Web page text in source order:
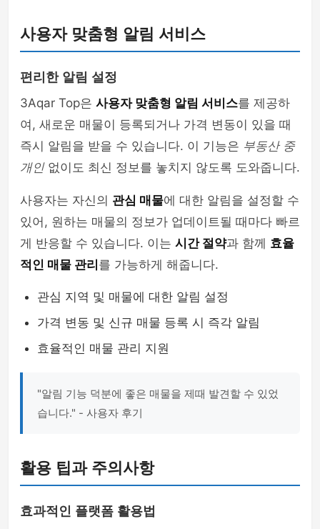
사용자 맞춤형 알림 서비스
편리한 알림 설정
3Aqar Top은 사용자 맞춤형 알림 서비스를 제공하
여, 새로운 매물이 등록되거나 가격 변동이 있을 때
즉시 알림을 받을 수 있습니다. 이 기능은 부동산 중
개인없이도 최신 정보를 놓치지 않도록 도와줍니다.
사용자는 자신의 관심 매물에 대한 알림을 설정할 수
있어, 원하는 매물의 정보가 업데이트될 때마다 빠르
게 반응할 수 있습니다. 이는 시간 절약과 함께 효율
적인 매물 관리 를 가능하게 해줍니다.
관심 지역 및 매물에 대한 알림 설정
가격 변동 및 신규 매물 등록 시 즉각 알림
효율적인 매물 관리 지원
"알림 기능 덕분에 좋은 매물을 제때 발견할 수 있었
습니다." - 사용자 후기
활용 팁과 주의사항
효과적인 플랫폼 활용법